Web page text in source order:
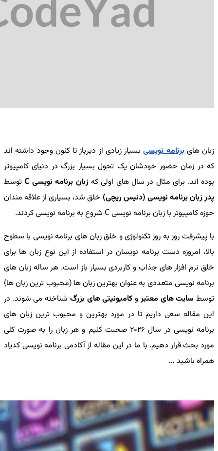
زبان هایبرنامه نویسیبسیار زیادی از دیرباز تا کنون وجود داشته اند
که در زمان حضور خودشان یک تحول بسیار بزرگ در دنیای کامپیوتر
بوده اند. برای مثال در سال های اولی کهزبان برنامه نویسی C
توسط
پدر زبان برنامه نویسی (دنیس ریچی) خلق شد، بسیاری از علاقه مندان
حوزه کامپیوتر با زبان برنامه نویسی C شروع به برنامه نویسی کردند.
با پیشرفت روز به روز تکنولوژی و خلق زبان های برنامه نویسی با سطوح
بالا، امروزه دست برنامه نویسان در استفاده از این نوع زبان ها برای
خلق نرم افزار های جذاب و کاربردی بسیار باز است. هر ساله زبان های
برنامه نویسی متعددی به عنوان بهترین زبان ها (محبوب ترین زبان ها)
توسط سایت های معتبرو کامیونیتی های بزرگ شناخته می شوند. در
این مقاله سعی داریم تا در مورد بهترین و محبوب ترین زبان های
برنامه نویسی در سال 2026 صحبت کنیم و هر زبان را به صورت کلی
مورد بحث قرار دهیم. با ما در این مقاله از آکادمی برنامه نویسی کدیاد
همراه باشید …